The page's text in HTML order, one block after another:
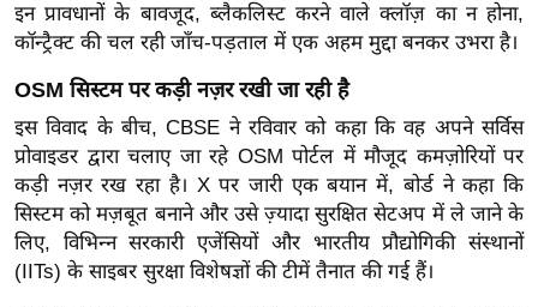
e
a
k
n
g
N
e
w
इन प्रावधानों के बावजूद, ब्लैकलिस्ट करने वाले क्लॉज़ का न होना,
कॉन्ट्रैक्ट की चल रही जाँच-पड़ताल में एक अहम मुद्दा बनकर उभरा है।
OSM सिस्टम पर कड़ी नज़र रखी जा रही है
इस विवाद के बीच, CBSE ने रविवार को कहा कि वह अपने सर्विस
प्रोवाइडर द्वारा चलाए जा रहे OSM पोर्टल में मौजूद कमज़ोरियों पर
कड़ी नज़र रख रहा है। X पर जारी एक बयान में, बोर्ड ने कहा कि
सिस्टम को मज़बूत बनाने और उसे ज़्यादा सुरक्षित सेटअप में ले जाने के
लिए, विभिन्न सरकारी एजेंसियों और भारतीय प्रौद्योगिकी संस्थानों
(IITs) के साइबर सुरक्षा विशेषज्ञों की टीमें तैनात की गई हैं।